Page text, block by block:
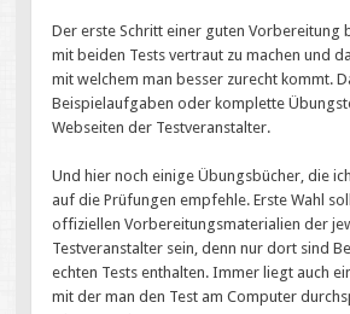
Der erste Schritt einer guten Vorbereitung
mit beiden Tests vertraut zu machen und
mit welchem man besser zurecht kommt.
Beispielaufgaben oder komplette
Webseiten der Testveranstalter.
Und hier noch einige Übungsbücher, die
auf die Prüfungen empfehle. Erste Wahl
offiziellen Vorbereitungsmaterialien der
Testveranstalter sein, denn nur dort sind
echten Tests enthalten. Immer liegt auch
mit der man den Test am Computer